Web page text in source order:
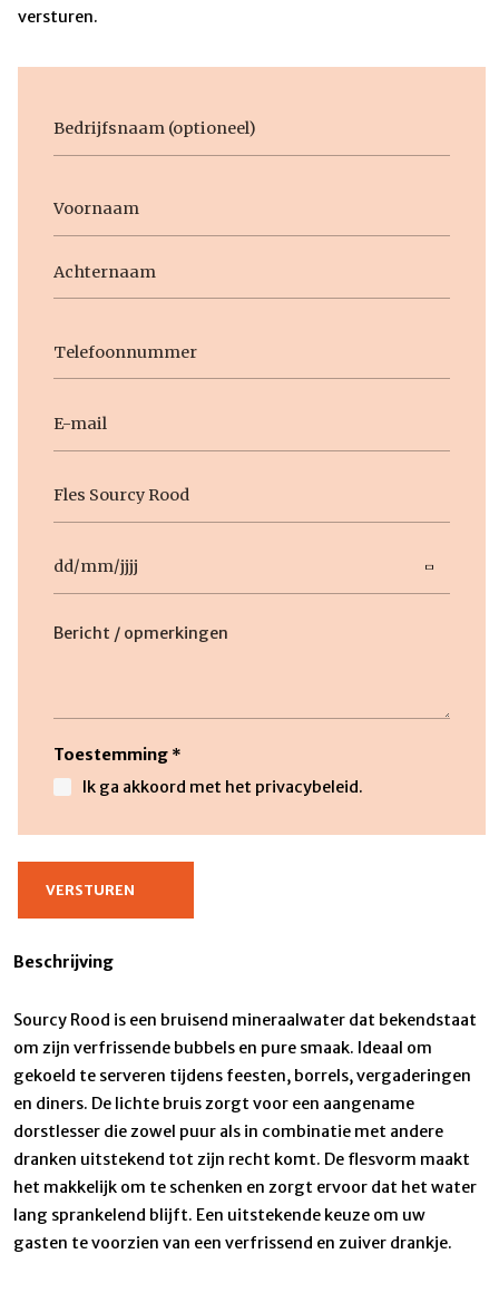
versturen.
mail
titel
DD
slash
MM
Beschrijving
Toestemming *
Ik ga akkoord met het privacybeleid.
Beschrijving
Sourcy Rood is een bruisend mineraalwater dat bekendstaat
om zijn verfrissende bubbels en pure smaak. Ideaal om
gekoeld te serveren tijdens feesten, borrels, vergaderingen
en diners. De lichte bruis zorgt voor een aangename
dorstlesser die zowel puur als in combinatie met andere
dranken uitstekend tot zijn recht komt. De flesvorm maakt
het makkelijk om te schenken en zorgt ervoor dat het water
lang sprankelend blijft. Een uitstekende keuze om uw
gasten te voorzien van een verfrissend en zuiver drankje.